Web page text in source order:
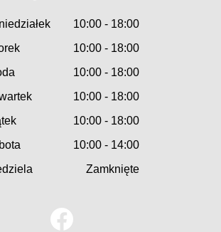
10:00 - 18:00
10:00 - 18:00
10:00 - 18:00
10:00 - 18:00
10:00 - 18:00
10:00 - 14:00
Zamknięte